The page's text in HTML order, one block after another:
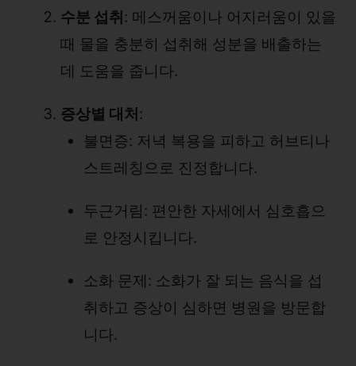
수분 섭취: 메스꺼움이나 어지러움이 있을
때 물을 충분히 섭취해 성분을 배출하는
데 도움을 줍니다.
증상별 대처:
불면증: 저녁 복용을 피하고 허브티나
스트레칭으로 진정합니다.
두근거림: 편안한 자세에서 심호흡으
로 안정시킵니다.
소화 문제: 소화가 잘 되는 음식을 섭
취하고 증상이 심하면 병원을 방문합
니다.